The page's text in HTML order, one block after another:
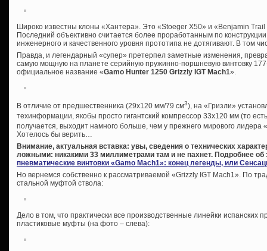
Широко известны клоны «Хантера». Это «Stoeger X50» и «Benjamin
Последний объективно считается более проработанным по
инженерного и качественного уровня прототипа не дотягивают. В том
Правда, и легендарный «супер» претерпел заметные изменения,
самую мощную на планете серийную пружинно-поршневую винтовку
официальное название «Gamo Hunter 1250 Grizzly IGT Mach1».
В отличие от предшественника (29х120 мм/79 см3), на «Гризли»
техинформации, якобы просто гигантский компрессор 33х120 мм (то
получается, выходит намного больше, чем у прежнего мирового
Хотелось бы верить…
Внимание, актуальная вставка: увы, сведения о технических
ложными: никакими 33 миллиметрами там и не пахнет. Подробнее об
пневматические винтовки «Gamo Mach1»: конец легенды, или
Но вернемся собственно к рассматриваемой «Grizzly IGT Mach1». По
стальной муфтой ствола:
Дело в том, что практически все производственные линейки испанских
пластиковые муфты (на фото – слева):